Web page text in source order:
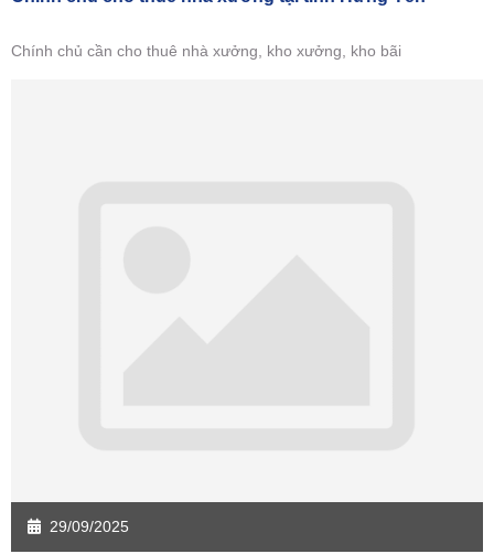
Chính chủ cần cho thuê nhà xưởng, kho xưởng, kho bãi
29/09/2025